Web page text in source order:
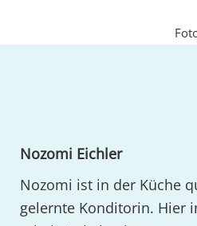
Nozomi Eichler
Nozomi ist in der Küche
gelernte Konditorin. Hier